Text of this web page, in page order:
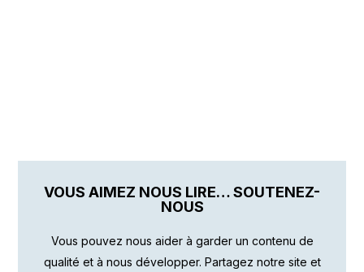
VOUS AIMEZ NOUS LIRE… SOUTENEZ-
NOUS
Vous pouvez nous aider à garder un contenu de
qualité et à nous développer. Partagez notre site et